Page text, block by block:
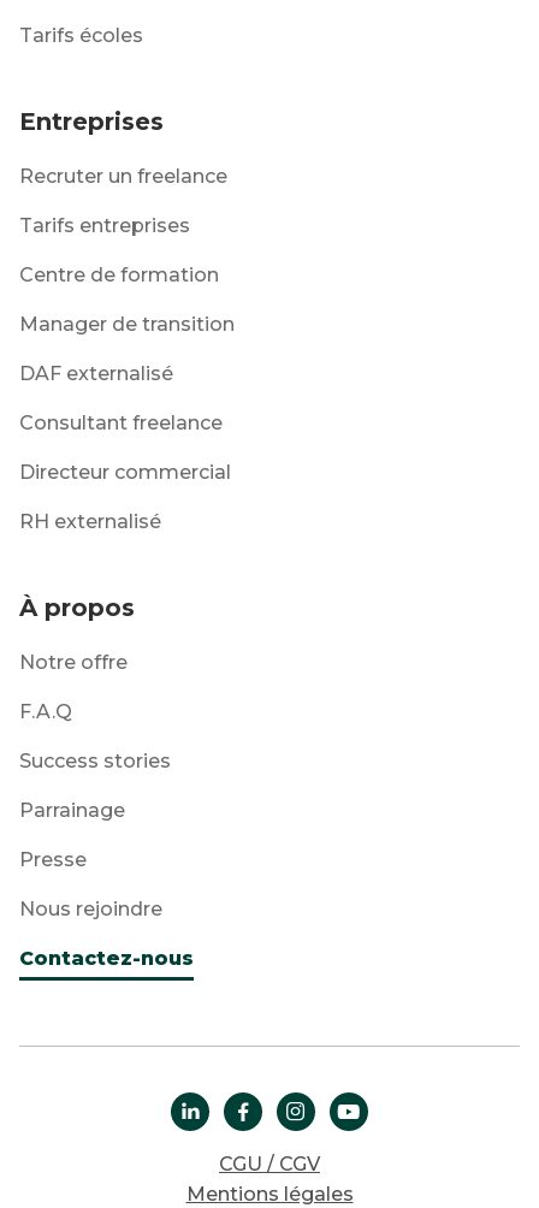
Tarifs écoles
Entreprises
Recruter un freelance
Tarifs entreprises
Centre de formation
Manager de transition
DAF externalisé
Consultant freelance
Directeur commercial
RH externalisé
À propos
Notre offre
F.A.Q
Success stories
Parrainage
Presse
Nous rejoindre
Contactez-nous
Mentions légales
CGU / CGV
   